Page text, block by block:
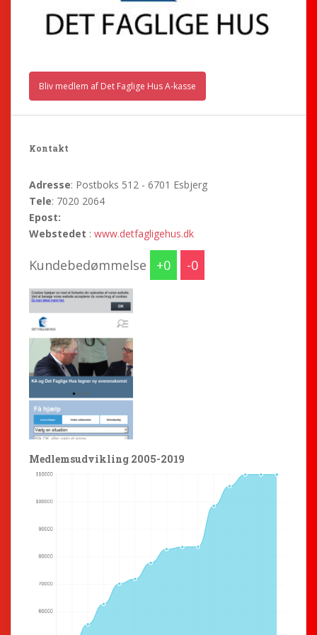
Bliv medlem af Det Faglige Hus A-kasse
Kontakt
Adresse: Postboks 512 - 6701 Esbjerg
Tele: 7020 2064
Epost:
Webstedet : www.detfagligehus.dk
Kundebedømmelse 0 0
Medlemsudvikling 2005-2019